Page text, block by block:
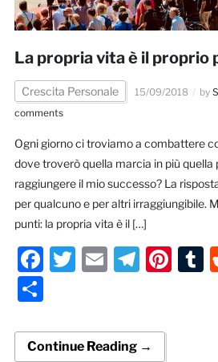
La propria vita è il proprio
Crescita Personale 15/09/2018 by
comments
Ogni giorno ci troviamo a combattere
dove troverò quella marcia in più quella
raggiungere il mio successo? La
per qualcuno e per altri irraggiungibile.
punti: la propria vita è il […]
Facebook
Twitter
Email
Condividi
Continue Reading →